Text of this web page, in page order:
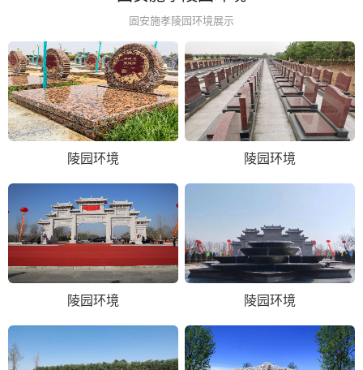
固安施孝陵园环境展示
陵园环境 陵园环境
陵园环境 陵园环境